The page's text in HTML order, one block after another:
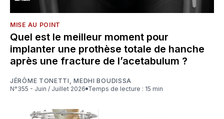
MISE AU POINT
Quel est le meilleur moment pour
implanter une prothèse totale de hanche
après une fracture de l’acetabulum ?
JÉRÔME TONETTI ,MEDHI BOUDISSA
N°355 - Juin / Juillet 2026
Temps de lecture : 15 min